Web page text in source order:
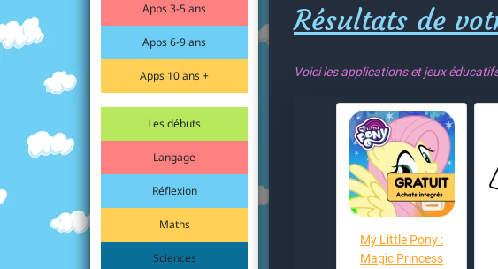
Apps 3-5 ans
Apps 6-9 ans
Apps 10 ans +
Les débuts
Langage
Réflexion
Maths
Sciences
Résultats de
Voici les applications et jeux
My Little Pony :
Magic Princess